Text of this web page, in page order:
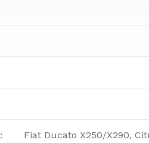
: Fiat Ducato X250/X290,